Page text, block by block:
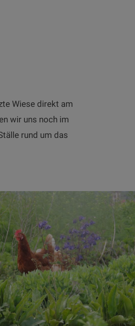
Wiese direkt am
wir uns noch im
rund um das